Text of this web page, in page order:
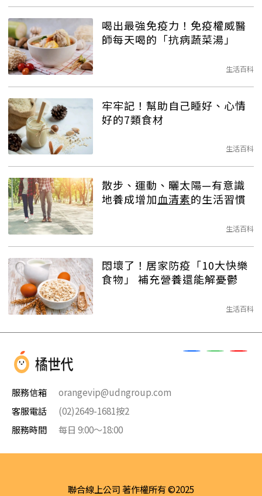
喝出最強免疫力！免疫權威醫
師每天喝的「抗病蔬菜湯」
生活百科
牢牢記！幫助自己睡好、心情
好的7類食材
生活百科
散步、運動、曬太陽—有意識
地養成增加血清素的生活習慣
生活百科
悶壞了！居家防疫「10大快樂
食物」 補充營養還能解憂鬱
生活百科
服務信箱
orangevip@udngroup.com
客服電話
(02)2649-1681按2
服務時間
每日 9:00～18:00
聯合線上公司 著作權所有 ©2025